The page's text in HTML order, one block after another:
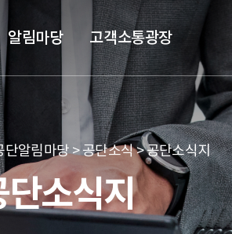
알림마당 고객소통광장
알림마당 > 공단소식 > 공단소식지
단소식지